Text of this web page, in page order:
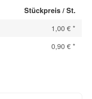
Stückpreis / St.
1,00 €*
0,90 €*